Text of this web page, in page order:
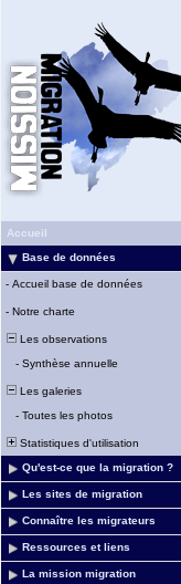
Accueil
Base de données
- Accueil base de données
- Notre charte
Les observations
- Synthèse annuelle
Les galeries
- Toutes les photos
Statistiques d'utilisation
Qu'est-ce que la migration ?
Les sites de migration
Connaître les migrateurs
Ressources et liens
La mission migration